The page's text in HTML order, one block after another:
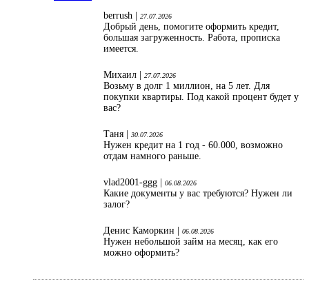
berrush |
27.07.2026
Добрый день, помогите оформить кредит,
большая загруженность. Работа, прописка
имеется.
Михаил | 27.07.2026
Возьму в долг 1 миллион, на 5 лет. Для
покупки квартиры. Под какой процент будет у
вас?
Таня | 30.07.2026
Нужен кредит на 1 год - 60.000, возможно
отдам намного раньше.
vlad2001-ggg | 06.08.2026
Какие документы у вас требуются? Нужен ли
залог?
Денис Каморкин | 06.08.2026
Нужен небольшой займ на месяц, как его
можно оформить?